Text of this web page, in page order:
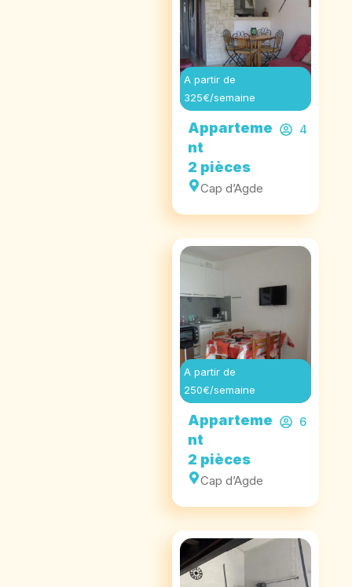
A partir de
325€/semaine
Apparteme
nt
2 pièces
Cap d’Agde
4
A partir de
250€/semaine
Apparteme
nt
2 pièces
Cap d’Agde
6